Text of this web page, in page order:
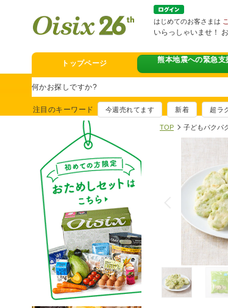
はじめてのお客さまは
いらっしゃいませ！
トップページ 熊本地震への緊急支
豪華賞品が当た
満足ごは
おすすめ！出汁付
真アジのおぼろ
そうじ&
夏に便利！新商
熊本地
寄付付き商品取
注目のキーワード 今週売れてます 新着 超ラ
TOP 子どもパクパ